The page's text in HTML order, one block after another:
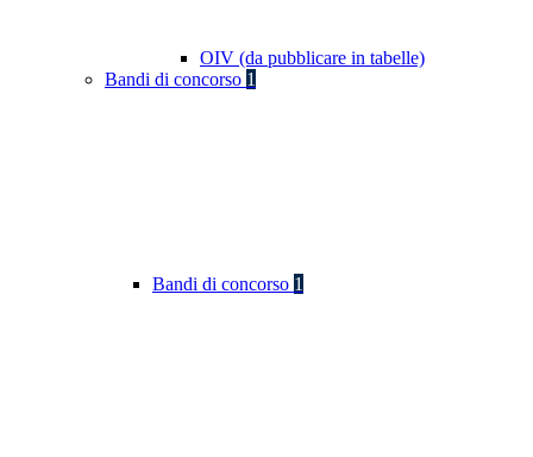
OIV (da pubblicare in tabelle)
Bandi di concorso 1
Bandi di concorso 1